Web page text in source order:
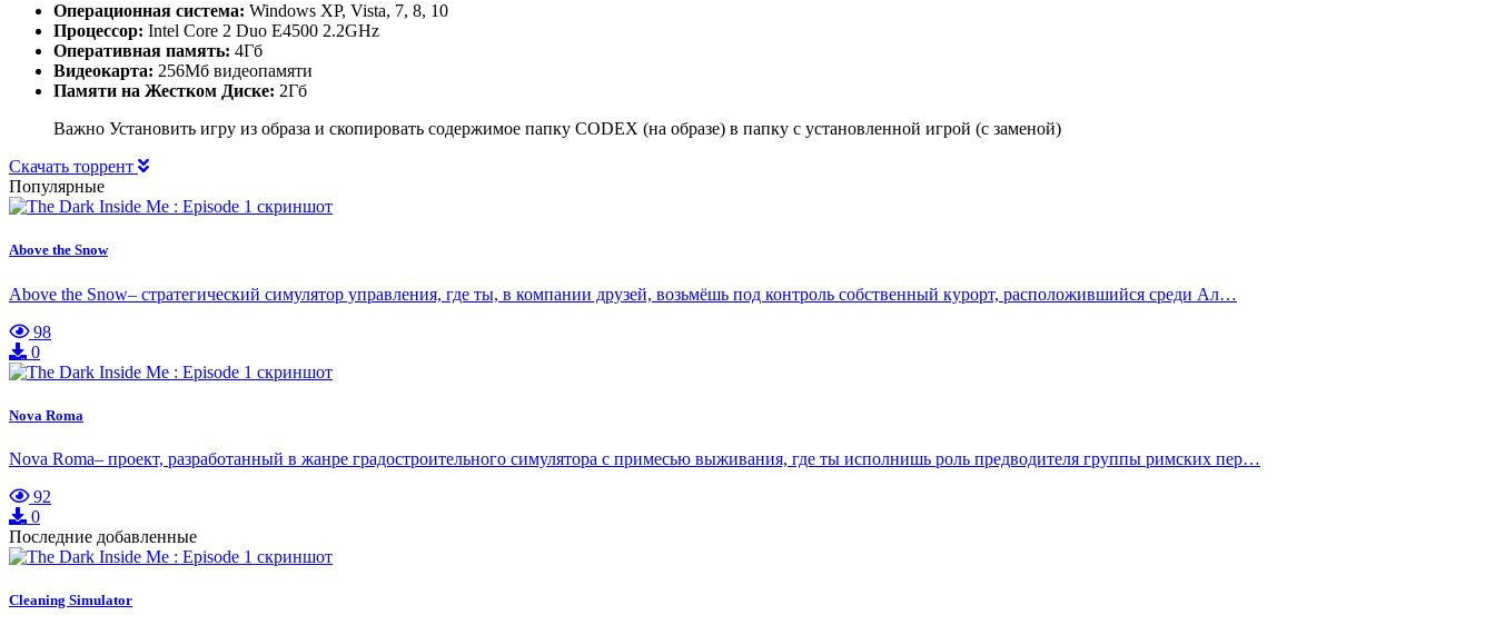
Операционная система: Windows XP, Vista, 7, 8, 10
Процессор: Intel Core 2 Duo E4500 2.2GHz
Оперативная память: 4Гб
Видеокарта: 256Мб видеопамяти
Памяти на Жестком Диске: 2Гб
Важно Установить игру из образа и скопировать содержимое папку CODEX (на образе) в папку с установленной игрой (с заменой)
Скачать торрент
Популярные
Above the Snow
Above the Snow– стратегический симулятор управления, где ты, в компании друзей, возьмёшь под контроль собственный курорт, расположившийся среди Ал…
98
0
Nova Roma
Nova Roma– проект, разработанный в жанре градостроительного симулятора с примесью выживания, где ты исполнишь роль предводителя группы римских пер…
92
0
Последние добавленные
Cleaning Simulator